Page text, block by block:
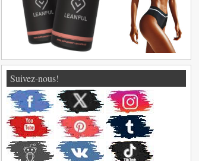
Suivez-nous!